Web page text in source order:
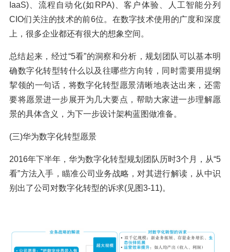
IaaS)、流程自动化(如RPA)、客户体验、人工智能分列
CIO们关注的技术的前6位。在数字技术使用的广度和深度
上，很多企业都还有很大的想象空间。
总结起来，经过“5看”的洞察和分析，规划团队可以基本明
确数字化转型转什么以及往哪些方向转，同时需要用提纲
挈领的一句话，将数字化转型愿景清晰地表达出来，还需
要将愿景进一步展开为几大要点，帮助大家进一步理解愿
景的具体含义，为下一步设计架构蓝图做准备。
(三)华为数字化转型愿景
2016年下半年，华为数字化转型规划团队历时3个月，从“5
看”方法入手，瞄准公司业务战略，对其进行解读，从中识
别出了公司对数字化转型的诉求(见图3-11)。